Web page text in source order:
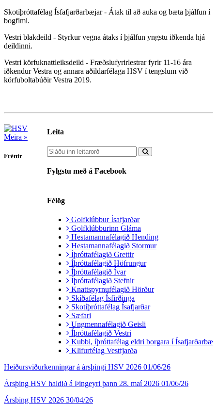
Skotíþróttafélag Ísfafjarðarbæjar - Átak til að auka og bæta þjálfun í
bogfimi.
Vestri blakdeild - Styrkur vegna átaks í þjálfun yngstu iðkenda hjá
deildinni.
Vestri körfuknattleiksdeild - Fræðslufyrirlestrar fyrir 11-16 ára
iðkendur Vestra og annara aðildarfélaga HSV í tengslum við
körfuboltabúðir Vestra 2019.
Leita
Fylgstu með á Facebook
Félög
Golfklúbbur Ísafjarðar
Golfklúbburinn Gláma
Hestamannafélagið Hending
Hestamannafélagið Stormur
Íþróttafélagið Grettir
Íþróttafélagið Höfrungur
Íþróttafélagið Ívar
Íþróttafélagið Stefnir
Knattspyrnufélagið Hörður
Skíðafélag Ísfirðinga
Skotíþróttafélag Ísafjarðar
Sæfari
Ungmennafélagið Geisli
Íþróttafélagið Vestri
Kubbi, íþróttafélag eldri borgara í Ísafjarðarbæ
Klifurfélag Vestfjarða
Meira »
Fréttir
Heiðursviðurkenningar á ársþingi HSV 2026 01/06/26
Ársþing HSV haldið á Þingeyri þann 28. maí 2026 01/06/26
Ársþing HSV 2026 30/04/26